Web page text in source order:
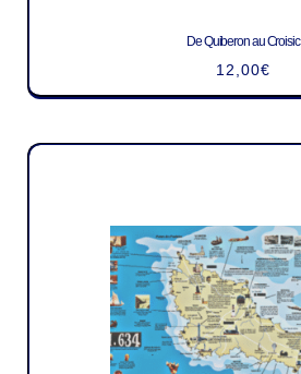
De Quiberon au Croisic
12,00€